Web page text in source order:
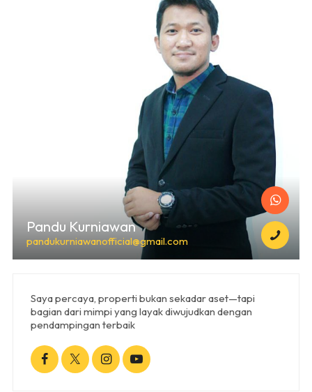
Pandu Kurniawan
pandukurniawanofficial@gmail.com
Saya percaya, properti bukan sekadar aset—tapi
bagian dari mimpi yang layak diwujudkan dengan
pendampingan terbaik